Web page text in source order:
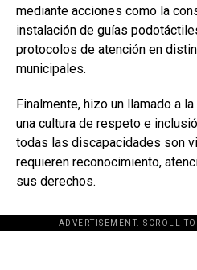
mediante acciones como la
instalación de guías
protocolos de atención en
municipales.
Finalmente, hizo un llamado a
una cultura de respeto e
todas las discapacidades son
requieren reconocimiento,
sus derechos.
ADVERTISEMENT. SCROLL
[adsforwp